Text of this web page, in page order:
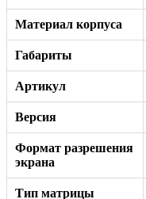
Материал корпуса
Габариты
Артикул
Версия
Формат разрешения
экрана
Тип матрицы